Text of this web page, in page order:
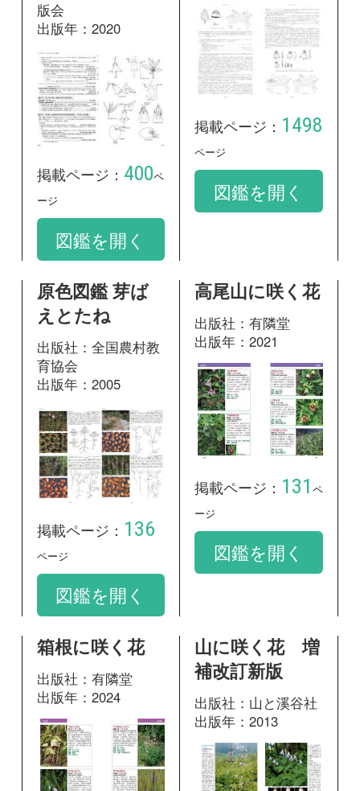
図鑑を開く
原色図鑑 芽ば
えとたね
出版社：全国農村教
育協会
掲載ページ： 136
ページ
高尾山に咲く花
出版年：2021
ージ
図鑑を開く
箱根に咲く花
出版年：2024
掲載ページ：153
ページ
図鑑を開く
山に咲く花 増
補改訂新版
出版社：山と溪谷社
出版年：2013
掲載ページ：488ペ
ージ
図鑑を開く
神奈川県植物誌
2001
出版社：神奈川県立
生命の星・地球博物
館
出版年：2001
野草の名前 秋
冬 和名の由来
と見分け方
出版社：山と溪谷社
出版年：2017